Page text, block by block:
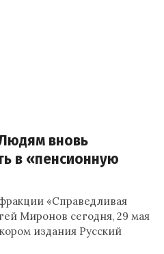
вновь
в «пенсионную
«Справедливая
Миронов сегодня, 29 мая
издания Русский